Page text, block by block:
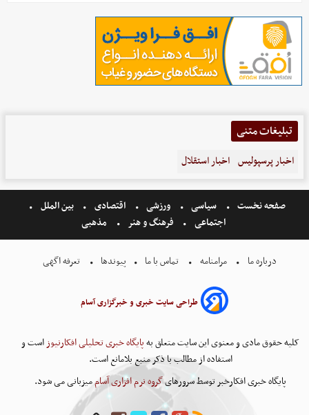
تبلیغات متنی
اخبار پرسپولیس اخبار استقلال
صفحه نخست سیاسی ورزشی اقتصادی
بین الملل
اجتماعی
فرهنگ و هنر مذهبی
درباره ما مرامنامه تماس با ما پیوندها تعرفه اگهی
طراحی سایت خبری و خبرگزاری آسام
کلیه حقوق مادی و معنوی این سایت متعلق بهپایگاه خبری تحلیلی افکارنیوزاست و
استفاده از مطالب با ذکر منبع بلامانع است.
پایگاه خبری افکارخبر توسط سرورهایگروه نرم افزاری آساممیزبانی می شود.